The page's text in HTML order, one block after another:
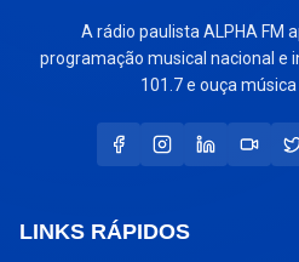
A rádio paulista ALPHA FM
programação musical nacional e
101.7 e ouça música
LINKS RÁPIDOS